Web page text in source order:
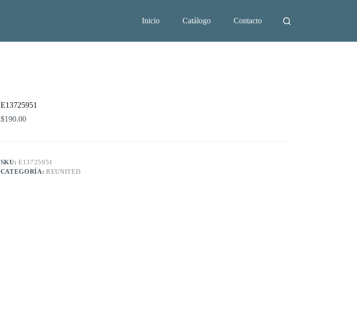
Inicio Catálogo Contacto
E13725951
$190.00
SKU:E13725951
CATEGORÍA: REUNITED